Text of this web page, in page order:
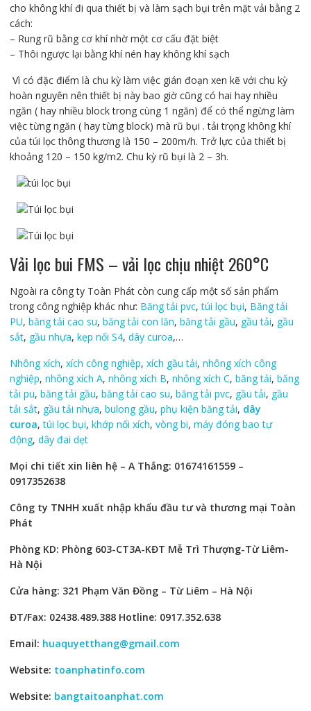
cho không khí đi qua thiết bị và làm sạch bụi trên mặt vải bằng 2
cách:
– Rung rũ bằng cơ khí nhờ một cơ cấu đặt biệt
– Thôi ngược lại bằng khí nén hay không khí sạch
Vì có đặc điểm là chu kỳ làm việc gián đoạn xen kẽ với chu kỳ
hoàn nguyên nên thiết bị này bao giờ cũng có hai hay nhiều
ngăn ( hay nhiều block trong cùng 1 ngăn) để có thể ngừng làm
việc từng ngăn ( hay từng block) mà rũ bụi . tải trọng không khí
của túi lọc thông thương là 150 – 200m/h. Trở lực của thiết bị
khoảng 120 – 150 kg/m2. Chu kỳ rũ bụi là 2 – 3h.
Vải lọc bui FMS – vải lọc chịu nhiệt 260°C
Ngoài ra công ty Toàn Phát còn cung cấp một số sản phẩm
trong công nghiệp khác như: Băng tải pvc,túi lọc bụi, Băng tải
PU, băng tải cao su, băng tải con lăn, băng tải gầu, gầu tải, gầu
sắt, gầu nhựa, kẹp nối S4, dây curoa,…
Nhông xích, xích công nghiệp, xích gầu tải, nhông xích công
nghiệp, nhông xích A, nhông xích B, nhông xích C, băng tải, băng
tải pu, băng tải gầu, băng tải cao su, băng tải pvc, gầu tải, gầu
tải sắt, gầu tải nhựa, bulong gầu, phụ kiện băng tải, dây
curoa,túi lọc bụi, khớp nối xích, vòng bi, máy đóng bao tự
động, dây đai dẹt
Mọi chi tiết xin liên hệ – A Thắng: 01674161559 –
0917352638
Công ty TNHH xuất nhập khẩu đầu tư và thương mại Toàn
Phát
Phòng KD: Phòng 603-CT3A-KĐT Mễ Trì Thượng-Từ Liêm-
Hà Nội
Cửa hàng: 321 Phạm Văn Đồng – Từ Liêm – Hà Nội
ĐT/Fax: 02438.489.388 Hotline: 0917.352.638
Email: huaquyetthang@gmail.com
Website: toanphatinfo.com
Website: bangtaitoanphat.com